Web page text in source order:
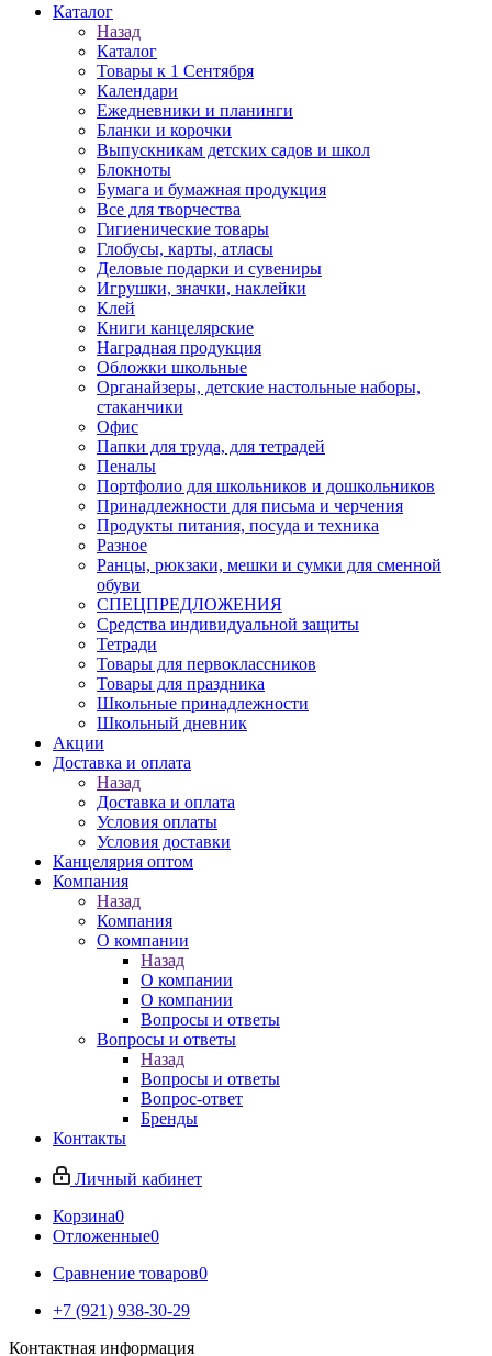
Каталог
Назад
Каталог
Товары к 1 Сентября
Календари
Ежедневники и планинги
Бланки и корочки
Выпускникам детских садов и школ
Блокноты
Бумага и бумажная продукция
Все для творчества
Гигиенические товары
Глобусы, карты, атласы
Деловые подарки и сувениры
Игрушки, значки, наклейки
Клей
Книги канцелярские
Наградная продукция
Обложки школьные
Органайзеры, детские настольные наборы,
стаканчики
Офис
Папки для труда, для тетрадей
Пеналы
Портфолио для школьников и дошкольников
Принадлежности для письма и черчения
Продукты питания, посуда и техника
Разное
Ранцы, рюкзаки, мешки и сумки для сменной
обуви
СПЕЦПРЕДЛОЖЕНИЯ
Средства индивидуальной защиты
Тетради
Товары для первоклассников
Товары для праздника
Школьные принадлежности
Школьный дневник
Акции
Доставка и оплата
Назад
Доставка и оплата
Условия оплаты
Условия доставки
Канцелярия оптом
Компания
Назад
Компания
О компании
Назад
О компании
О компании
Вопросы и ответы
Вопросы и ответы
Назад
Вопросы и ответы
Вопрос-ответ
Бренды
Контакты
Личный кабинет
Корзина0
Отложенные0
Сравнение товаров0
+7 (921) 938-30-29
Контактная информация